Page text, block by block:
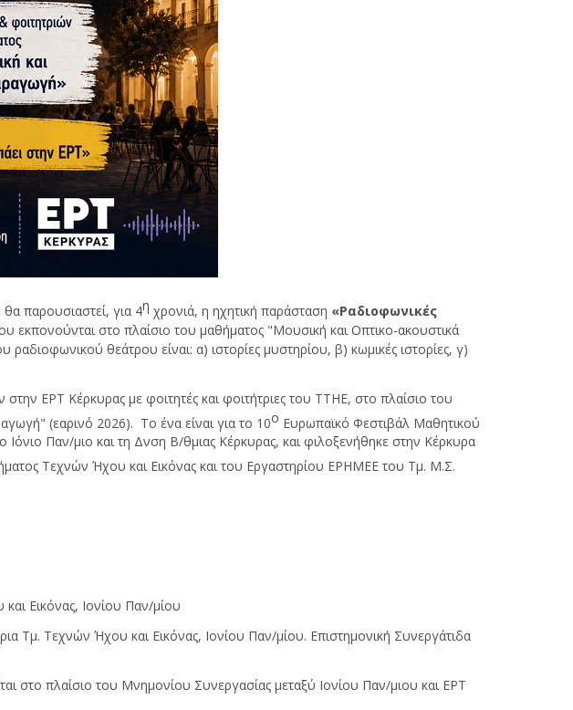
παρουσιαστεί, για 4η χρονιά, η ηχητική παράσταση «Ραδιοφωνικές
εκπονούνται στο πλαίσιο του μαθήματος "Μουσική και Οπτικο-ακουστικά
θεάτρου είναι: α) ιστορίες μυστηρίου, β) κωμικές ιστορίες, γ)
ΕΡΤ Κέρκυρας με φοιτητές και φοιτήτριες του ΤΤΗΕ, στο πλαίσιο του
(εαρινό 2026). Το ένα είναι για το 10ο Ευρωπαϊκό Φεστιβάλ Μαθητικού
Παν/μιο και τη Δνση Β/θμιας Κέρκυρας, και φιλοξενήθηκε στην Κέρκυρα
Τεχνών Ήχου και Εικόνας και του Εργαστηρίου ΕΡΗΜΕΕ του Τμ. Μ.Σ.
Εικόνας, Ιονίου Παν/μίου
Τμ. Τεχνών Ήχου και Εικόνας, Ιονίου Παν/μίου. Επιστημονική Συνεργάτιδα
στο πλαίσιο του Μνημονίου Συνεργασίας μεταξύ Ιονίου Παν/μιου και ΕΡΤ